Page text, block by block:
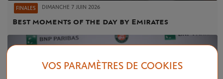
FINALES DIMANCHE 7 JUIN 2026
Best moments of the day by Emirates
VOS PARAMÈTRES DE COOKIES